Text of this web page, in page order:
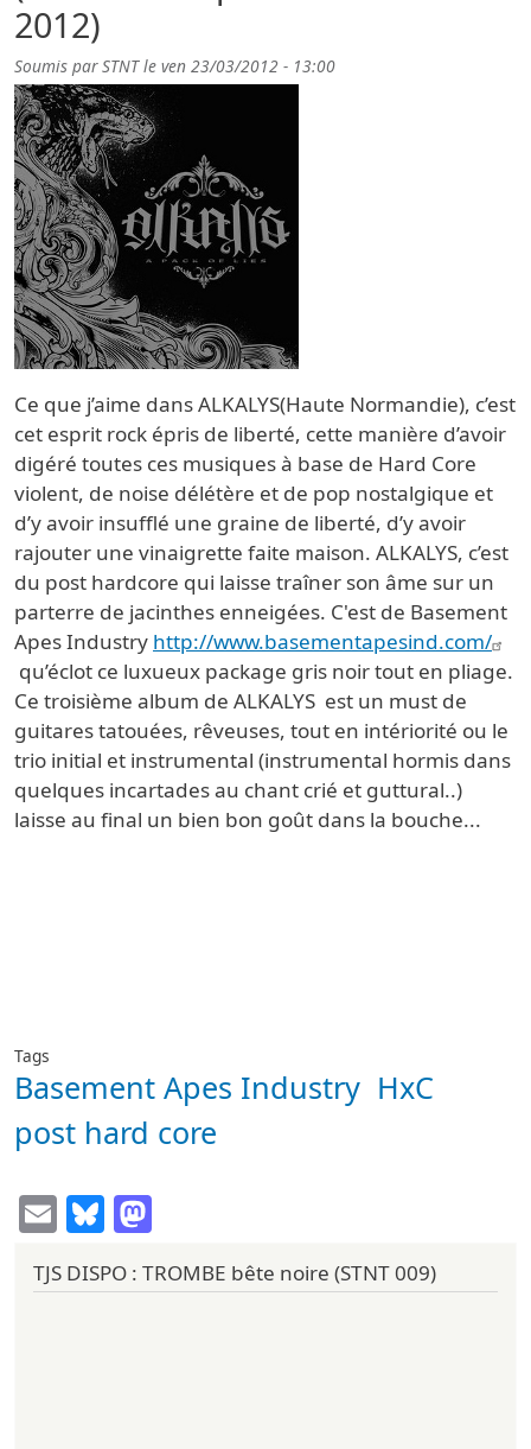
2012)
Soumis parSTNTle ven 23/03/2012 - 13:00
Ce que j’aime dans ALKALYS(Haute Normandie), c’est
cet esprit rock épris de liberté, cette manière d’avoir
digéré toutes ces musiques à base de Hard Core
violent, de noise délétère et de pop nostalgique et
d’y avoir insufflé une graine de liberté, d’y avoir
rajouter une vinaigrette faite maison. ALKALYS, c’est
du post hardcore qui laisse traîner son âme sur un
parterre de jacinthes enneigées. C'est de Basement
Apes Industry http://www.basementapesind.com/
qu’éclot ce luxueux package gris noir tout en pliage.
Ce troisième album de ALKALYS est un must de
guitares tatouées, rêveuses, tout en intériorité ou le
trio initial et instrumental (instrumental hormis dans
quelques incartades au chant crié et guttural..)
laisse au final un bien bon goût dans la bouche...
Tags
Basement Apes Industry HxC
post hard core
EmailBluesky
TJS DISPO : TROMBE bête noire (STNT 009)